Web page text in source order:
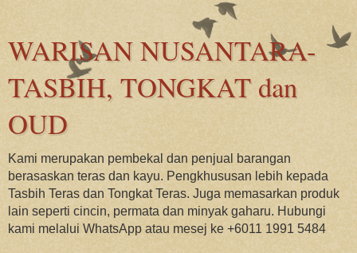
WARISAN NUSANTARA-
TASBIH, TONGKAT dan
OUD
Kami merupakan pembekal dan penjual barangan
berasaskan teras dan kayu. Pengkhususan lebih kepada
Tasbih Teras dan Tongkat Teras. Juga memasarkan produk
lain seperti cincin, permata dan minyak gaharu. Hubungi
kami melalui WhatsApp atau mesej ke +6011 1991 5484